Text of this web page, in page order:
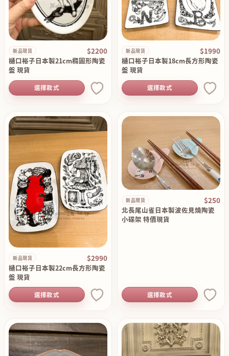
新品現貨 $2200
樋口裕子日本製21cm橢圓形陶瓷
盤 現貨
選擇款式
新品現貨 $1990
樋口裕子日本製18cm長方形陶瓷
盤 現貨
選擇款式
新品現貨 $2990
樋口裕子日本製22cm長方形陶瓷
盤 現貨
選擇款式
新品現貨 $250
北長尾山雀日本製波佐見燒陶瓷
小碟架 特價現貨
選擇款式